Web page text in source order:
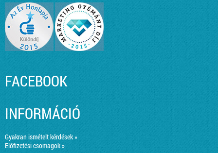
FACEBOOK
INFORMÁCIÓ
Gyakran ismételt kérdések »
Előfizetési csomagok »